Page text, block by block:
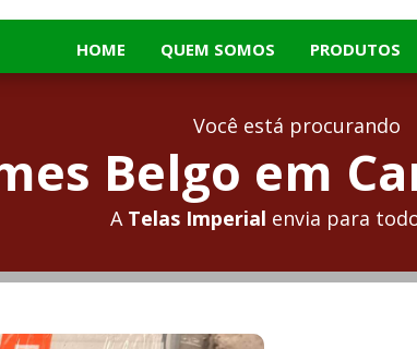
HOME QUEM SOMOS PRODUTOS
Você está procurando
Belgo em
A Telas Imperial envia para